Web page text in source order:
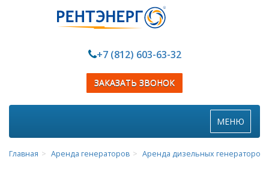
+7 (812) 603-63-32
ЗАКАЗАТЬ ЗВОНОК
Toggle
navigation
МЕНЮ
Главная Аренда генераторов Аренда дизельных генераторов